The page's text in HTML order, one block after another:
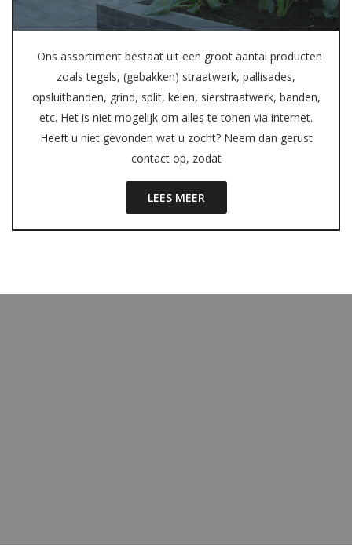
Ons assortiment bestaat uit een groot aantal producten
zoals tegels, (gebakken) straatwerk, pallisades,
opsluitbanden, grind, split, keien, sierstraatwerk, banden,
etc. Het is niet mogelijk om alles te tonen via internet.
Heeft u niet gevonden wat u zocht? Neem dan gerust
contact op, zodat
LEES MEER